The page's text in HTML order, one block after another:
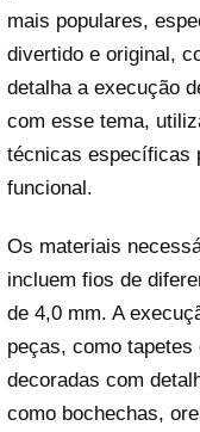
mais populares,
divertido e original,
detalha a execução
com esse tema,
técnicas específicas
funcional.
Os materiais
incluem fios de
de 4,0 mm. A
peças, como
decoradas com
como bochechas,